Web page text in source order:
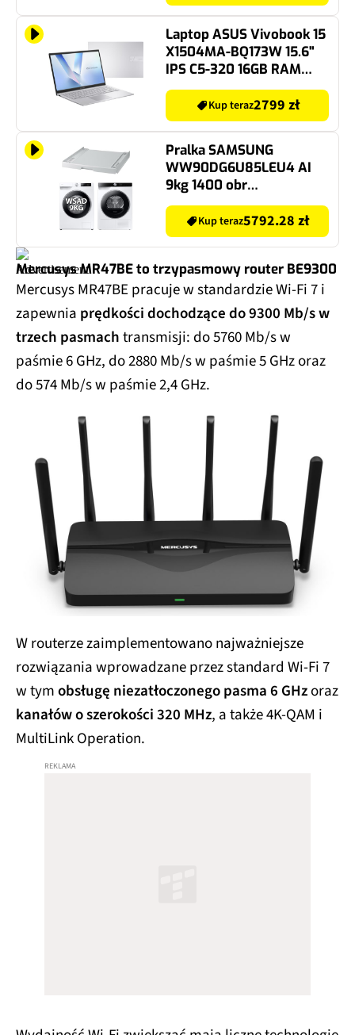
Laptop ASUS Vivobook 15
X1504MA-BQ173W 15.6"
IPS C5-320 16GB RAM
512GB SSD Windows 11
Home Kup teraz2799 zł
Pralka SAMSUNG
WW90DG6U85LEU4 AI
9kg 1400 obr
Autodozowanie +
Suszarka SAMSUNG AI
DV90DG6845LKU4 z
SAMSUNG SKK-UDW
Kup teraz5792.28 zł
Mercusys MR47BE to trzypasmowy router BE9300
Mercusys MR47BE pracuje w standardzie Wi-Fi 7 i
zapewnia prędkości dochodzące do 9300 Mb/s w
trzech pasmachtransmisji: do 5760 Mb/s w
paśmie 6 GHz, do 2880 Mb/s w paśmie 5 GHz oraz
do 574 Mb/s w paśmie 2,4 GHz.
W routerze zaimplementowano najważniejsze
rozwiązania wprowadzane przez standard Wi-Fi 7
w tymobsługę niezatłoczonego pasma 6 GHzoraz
kanałów o szerokości 320 MHz, a także 4K-QAM i
MultiLink Operation.